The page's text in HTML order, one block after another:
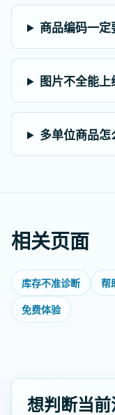
商品编码一定
图片不全能上
多单位商品怎
相关页面
库存不准诊断 帮
免费体验
想判断当前